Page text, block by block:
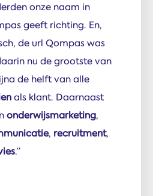
onze naam in
geeft richting. En,
de url Qompas was
nu de grootste van
de helft van alle
als klant. Daarnaast
onderwijsmarketing,
, recruitment,
.”